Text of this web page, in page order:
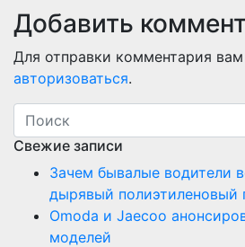
Добавить
Для отправки комментария
авторизоваться.
Свежие записи
Зачем бывалые водители
дырявый полиэтиленовый
Оmoda и Jaecoo
моделей